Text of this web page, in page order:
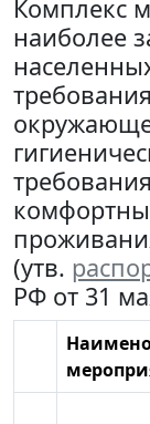
Комплекс
наиболее
(утв.
РФ от 31